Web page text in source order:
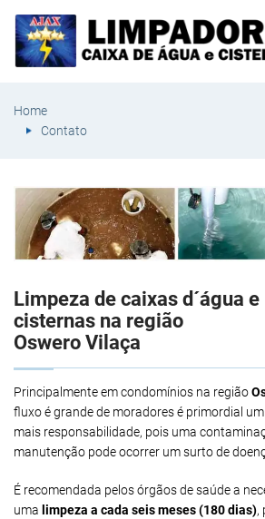
Home
Contato
Limpeza de caixas d´água
cisternas na região
Oswero Vilaça
Principalmente em condomínios na região
fluxo é grande de moradores é primordial
mais responsabilidade, pois uma
manutenção pode ocorrer um surto de
É recomendada pelos órgãos de saúde a
uma limpeza a cada seis meses (180 dias),